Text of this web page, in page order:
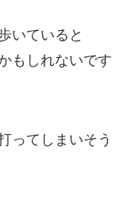
いていると
もしれないです
ってしまいそう